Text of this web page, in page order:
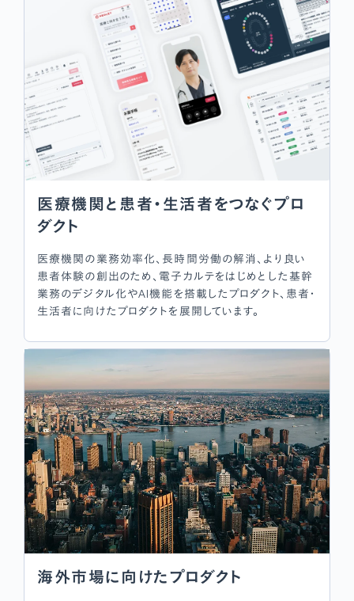
医療機関と患者・生活者をつなぐプロ
ダクト
医療機関の業務効率化、長時間労働の解消、より良い
患者体験の創出のため、電子カルテをはじめとした基幹
業務のデジタル化やAI機能を搭載したプロダクト、患者・
生活者に向けたプロダクトを展開しています。
海外市場に向けたプロダクト